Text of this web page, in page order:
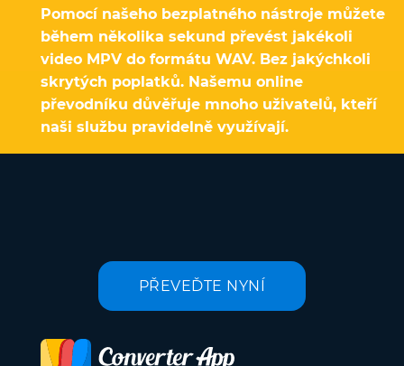
Pomocí našeho bezplatného nástroje můžete
během několika sekund převést jakékoli
video MPV do formátu WAV. Bez jakýchkoli
skrytých poplatků. Našemu online
převodníku důvěřuje mnoho uživatelů, kteří
naši službu pravidelně využívají.
PŘEVEĎTE NYNÍ